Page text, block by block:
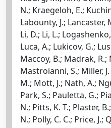
N.; Kraegeloh, E.;
Labounty, J.; Lancaster,
Li, D.; Li, L.;
Luca, A.; Lukicov, G.;
Maccoy, B.; Madrak,
Mastroianni, S.; Miller,
M.; Mott, J.; Nath, A.;
Park, S.; Pauletta, G.;
N.; Pitts, K. T.; Plaster,
N.; Polly, C. C.; Price, J.;